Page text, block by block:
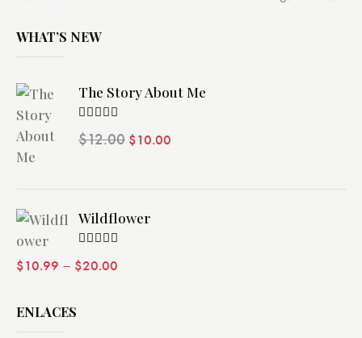
WHAT’S NEW
The Story About Me
Valorado
con4.00
$12.00 $10.00
Wildflower
con4.00
$10.99 – $20.00
ENLACES